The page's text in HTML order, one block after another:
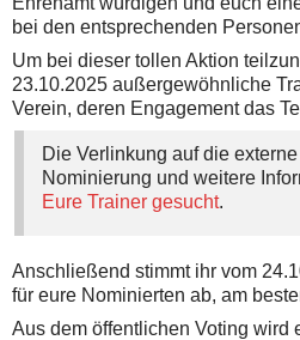
bei den entsprechenden
Um bei dieser tollen Aktion
23.10.2025 außergewöhnliche
Verein, deren Engagement das
Die Verlinkung auf die
Nominierung und weitere
Eure Trainer gesucht.
Anschließend stimmt ihr vom
für eure Nominierten ab, am
Aus dem öffentlichen Voting wird